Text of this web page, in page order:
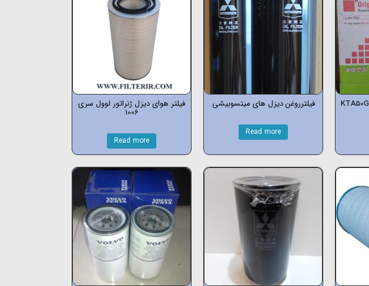
فیلترروغن دیزل های میتسوبیشی
Read more
فیلتر هوای دیزل ژنراتور لوول سری
1006
Read more